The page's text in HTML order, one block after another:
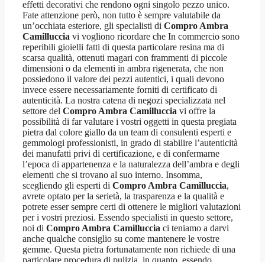
effetti decorativi che rendono ogni singolo pezzo unico.
Fate attenzione però, non tutto è sempre valutabile da
un’occhiata esteriore, gli specialisti di Compro Ambra
Camilluccia vi vogliono ricordare che In commercio sono
reperibili gioielli fatti di questa particolare resina ma di
scarsa qualità, ottenuti magari con frammenti di piccole
dimensioni o da elementi in ambra rigenerata, che non
possiedono il valore dei pezzi autentici, i quali devono
invece essere necessariamente forniti di certificato di
autenticità. La nostra catena di negozi specializzata nel
settore del Compro Ambra Camilluccia vi offre la
possibilità di far valutare i vostri oggetti in questa pregiata
pietra dal colore giallo da un team di consulenti esperti e
gemmologi professionisti, in grado di stabilire l’autenticità
dei manufatti privi di certificazione, e di confermarne
l’epoca di appartenenza e la naturalezza dell’ambra e degli
elementi che si trovano al suo interno. Insomma,
scegliendo gli esperti di Compro Ambra Camilluccia,
avrete optato per la serietà, la trasparenza e la qualità e
potrete esser sempre certi di ottenere le migliori valutazioni
per i vostri preziosi. Essendo specialisti in questo settore,
noi di Compro Ambra Camilluccia ci teniamo a darvi
anche qualche consiglio su come mantenere le vostre
gemme. Questa pietra fortunatamente non richiede di una